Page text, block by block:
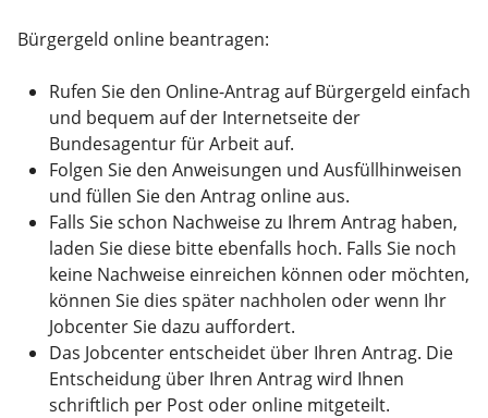
Bürgergeld online beantragen:
Rufen Sie den Online-Antrag auf Bürgergeld einfach
und bequem auf der Internetseite der
Bundesagentur für Arbeit auf.
Folgen Sie den Anweisungen und Ausfüllhinweisen
und füllen Sie den Antrag online aus.
Falls Sie schon Nachweise zu Ihrem Antrag haben,
laden Sie diese bitte ebenfalls hoch. Falls Sie noch
keine Nachweise einreichen können oder möchten,
können Sie dies später nachholen oder wenn Ihr
Jobcenter Sie dazu auffordert.
Das Jobcenter entscheidet über Ihren Antrag. Die
Entscheidung über Ihren Antrag wird Ihnen
schriftlich per Post oder online mitgeteilt.